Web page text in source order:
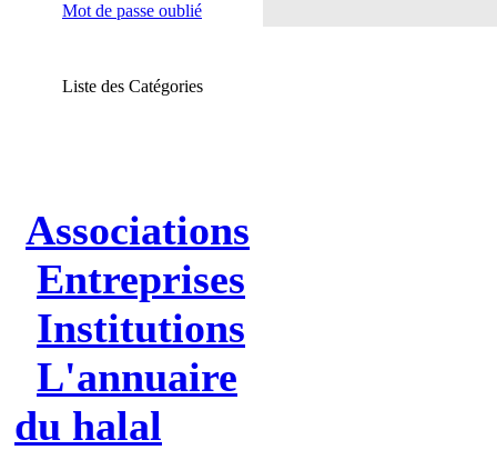
Mot de passe oublié
Liste des Catégories
Associations
Entreprises
Institutions
L'annuaire
du halal